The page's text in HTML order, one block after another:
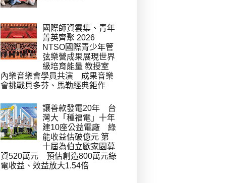
國際師資雲集、青年
菁英齊聚 2026
NTSO國際青少年管
弦樂營成果展現世界
級培育能量 教授室
內樂音樂會學員共演 成果音樂
會挑戰貝多芬、馬勒經典鉅作
讓善款發電20年 台
灣大「種福電」十年
建10座公益電廠 綠
能收益估破億元 第
十屆為伯立歐家園募
資520萬元 預估創造800萬元綠
電收益、效益放大1.54倍